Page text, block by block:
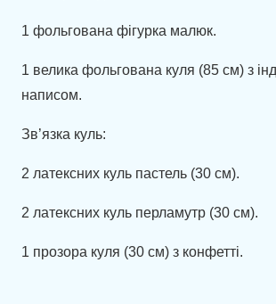
1 фольгована фігурка малюк.
1 велика фольгована куля (85 см) з
написом.
Зв’язка куль:
2 латексних куль пастель (30 см).
2 латексних куль перламутр (30 см).
1 прозора куля (30 см) з конфетті.